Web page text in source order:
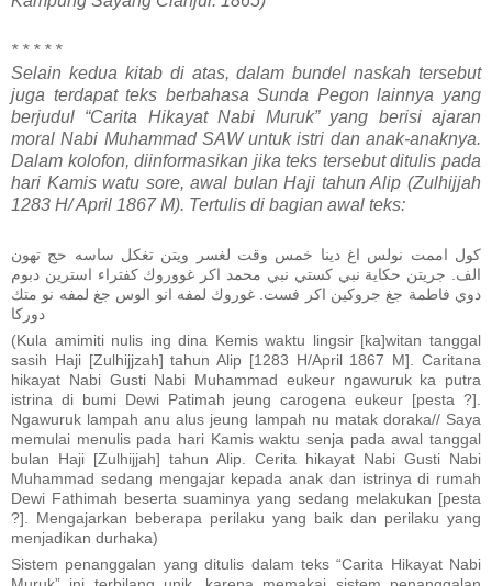
* * * * *
Selain kedua kitab di atas, dalam bundel naskah tersebut
juga terdapat teks berbahasa Sunda Pegon lainnya yang
berjudul “Carita Hikayat Nabi Muruk” yang berisi ajaran
moral Nabi Muhammad SAW untuk istri dan anak-anaknya.
Dalam kolofon, diinformasikan jika teks tersebut ditulis pada
hari Kamis watu sore, awal bulan Haji tahun Alip (Zulhijjah
1283 H/ April 1867 M). Tertulis di bagian awal teks:
كول اممت نولس اغ دينا خمس وقت لغسر ويتن تغكل ساسه حج تهون
الف. جريتن حكاية نبي كستي نبي محمد اكر غووروك كفتراء استرين دبوم
دوي فاطمة جغ جروكين اكر فست. غوروك لمفه انو الوس جغ لمفه نو متك
دوركا
(Kula amimiti nulis ing dina Kemis waktu lingsir [ka]witan tanggal
sasih Haji [Zulhijjzah] tahun Alip [1283 H/April 1867 M]. Caritana
hikayat Nabi Gusti Nabi Muhammad eukeur ngawuruk ka putra
istrina di bumi Dewi Patimah jeung carogena eukeur [pesta ?].
Ngawuruk lampah anu alus jeung lampah nu matak doraka// Saya
memulai menulis pada hari Kamis waktu senja pada awal tanggal
bulan Haji [Zulhijjah] tahun Alip. Cerita hikayat Nabi Gusti Nabi
Muhammad sedang mengajar kepada anak dan istrinya di rumah
Dewi Fathimah beserta suaminya yang sedang melakukan [pesta
?]. Mengajarkan beberapa perilaku yang baik dan perilaku yang
menjadikan durhaka)
Sistem penanggalan yang ditulis dalam teks “Carita Hikayat Nabi